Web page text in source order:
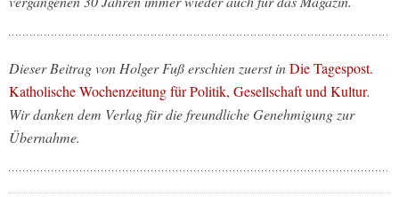
Dieser Beitrag von Holger Fuß erschien zuerst inDie Tagespost.
Katholische Wochenzeitung für Politik, Gesellschaft und Kultur.
Wir danken dem Verlag für die freundliche Genehmigung zur
Übernahme.